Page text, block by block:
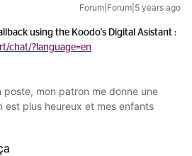
Forum|Forum|5 years ago
using the Koodo's Digital Asistant :
chat/?language=en
poste, mon patron me donne une
est plus heureux et mes enfants